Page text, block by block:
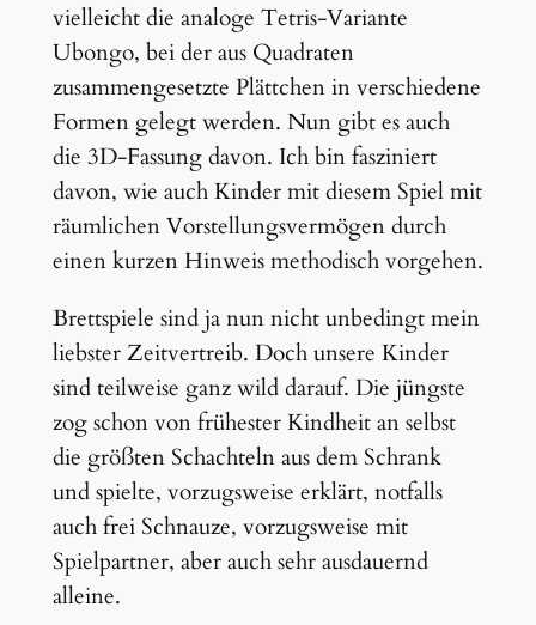
vielleicht die analoge Tetris-Variante
Ubongo, bei der aus Quadraten
zusammengesetzte Plättchen in verschiedene
Formen gelegt werden. Nun gibt es auch
die 3D-Fassung davon. Ich bin fasziniert
davon, wie auch Kinder mit diesem Spiel mit
räumlichen Vorstellungsvermögen durch
einen kurzen Hinweis methodisch vorgehen.
Brettspiele sind ja nun nicht unbedingt mein
liebster Zeitvertreib. Doch unsere Kinder
sind teilweise ganz wild darauf. Die jüngste
zog schon von frühester Kindheit an selbst
die größten Schachteln aus dem Schrank
und spielte, vorzugsweise erklärt, notfalls
auch frei Schnauze, vorzugsweise mit
Spielpartner, aber auch sehr ausdauernd
alleine.